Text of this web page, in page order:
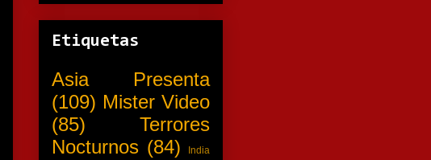
Etiquetas
Asia Presenta
(109) Mister Video
(85)
Terrores
Nocturnos (84)
India